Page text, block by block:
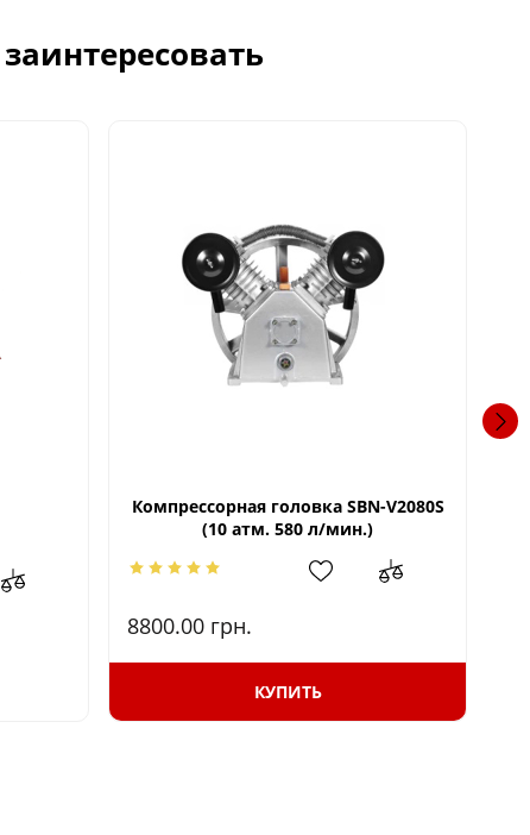
Компрессорная головка SBN-V2080S
(10 атм. 580 л/мин.)
8800.00 грн.
КУПИТЬ